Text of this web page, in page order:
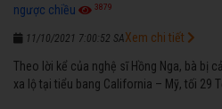
ngược chiều
3879
11/10/2021 7:00:52 SA
Theo lời kể của nghệ sĩ Hồng Nga, bà bị
xa lộ tại tiểu bang California – Mỹ, tối 29
Xem chi tiết